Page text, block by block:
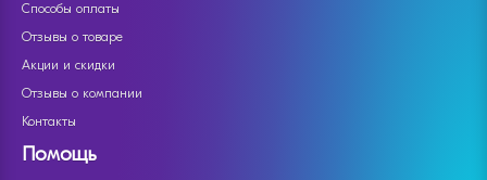
Способы оплаты
Отзывы о товаре
Акции и скидки
Отзывы о компании
Контакты
Помощь